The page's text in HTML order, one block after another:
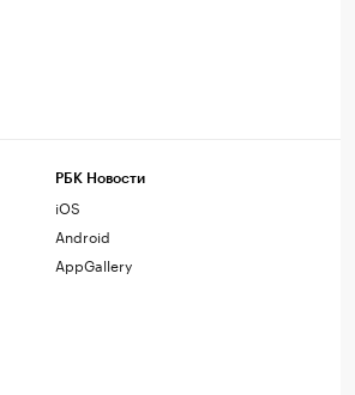
РБК Новости
iOS
Android
AppGallery